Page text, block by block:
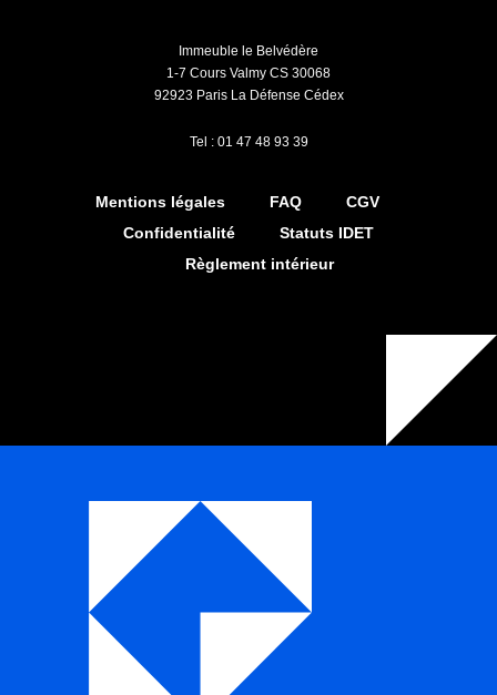
Immeuble le Belvédère
1-7 Cours Valmy CS 30068
92923 Paris La Défense Cédex
Tel : 01 47 48 93 39
Mentions légales FAQ
CGV
Confidentialité
Statuts IDET
Règlement intérieur